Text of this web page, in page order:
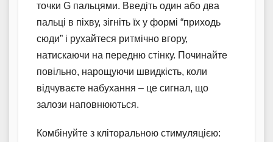
точки G пальцями. Введіть один або два
пальці в піхву, зігніть їх у формі “приходь
сюди” і рухайтеся ритмічно вгору,
натискаючи на передню стінку. Починайте
повільно, нарощуючи швидкість, коли
відчуваєте набухання – це сигнал, що
залози наповнюються.
Комбінуйте з кліторальною стимуляцією: